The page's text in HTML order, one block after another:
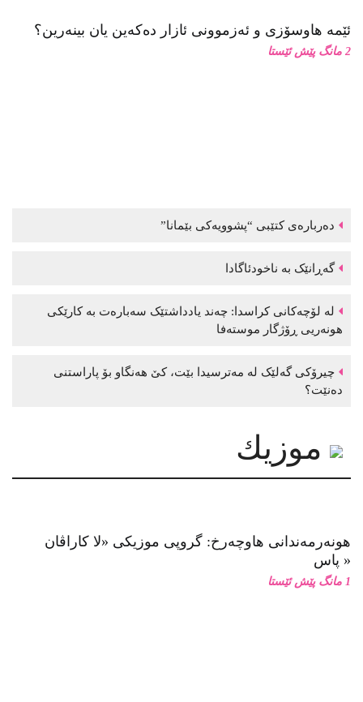
ئێمە هاوسۆزی و ئەزموونی ئازار دەکەین یان بینەرین؟
2 مانگ پێش ئێستا
دەربارەی کتێبی “پشوویەکی بێمانا”
گەڕانێک بە ناخودئاگادا
لە لۆچەکانی کراسدا: چەند یادداشتێک سەبارەت بە کارێکی
هونەریی ڕۆژگار موستەفا
چیرۆکی گەلێک لە مەترسیدا بێت، کێ هەنگاو بۆ پاراستنی
دەنێت؟
هونەرمەندانی هاوچەرخ: گروپی موزیكی «لا كاراڤان
پاس»
1 مانگ پێش ئێستا